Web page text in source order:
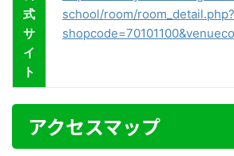
式
サ
イ
ト
school/room/room_detail.php?
アクセスマップ